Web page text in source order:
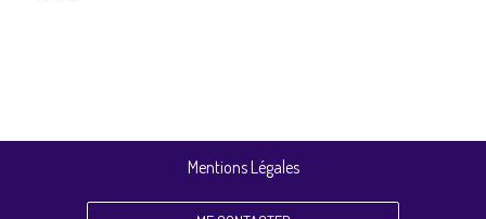
Mentions Légales